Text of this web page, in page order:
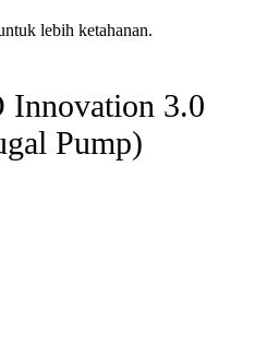
lebih ketahanan.
Innovation 3.0
Pump)